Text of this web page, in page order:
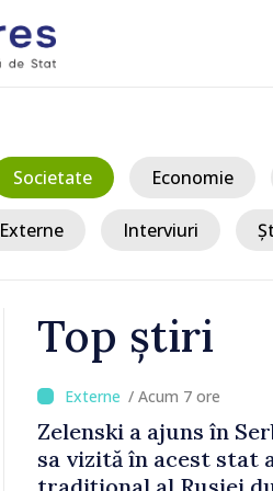
Societate Economie
Externe Interviuri
Top știri
/ Acum 10 ore
Perspectivele
turce, discutate de